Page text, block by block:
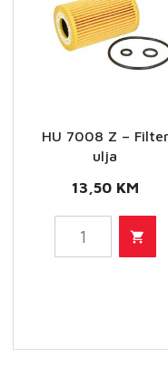
HU 7008 Z – Filter
ulja
13,50 KM
7008
Filter